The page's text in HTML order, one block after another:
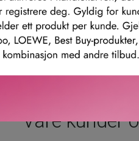
antialdrende peptider som
produkter.
Våre kunder